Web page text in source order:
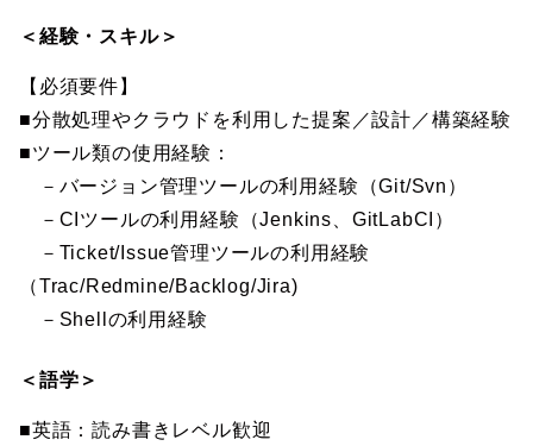
＜経験・スキル＞
【必須要件】
■分散処理やクラウドを利用した提案／設計／構築経験
■ツール類の使用経験：
－バージョン管理ツールの利用経験（Git/Svn）
－CIツールの利用経験（Jenkins、GitLabCI）
－Ticket/Issue管理ツールの利用経験
（Trac/Redmine/Backlog/Jira)
－Shellの利用経験
＜語学＞
■英語：読み書きレベル歓迎